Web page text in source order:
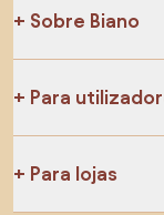
Sobre Biano
Para
Para lojas